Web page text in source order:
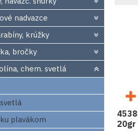
nadvazce
krúžky
bročky
chem. svetlá
plavákom
20gr